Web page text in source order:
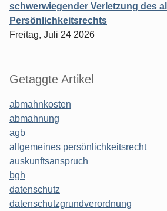
schwerwiegender Verletzung des
Persönlichkeitsrechts
Freitag, Juli 24 2026
Getaggte Artikel
abmahnkosten
abmahnung
agb
allgemeines persönlichkeitsrecht
auskunftsanspruch
bgh
datenschutz
datenschutzgrundverordnung